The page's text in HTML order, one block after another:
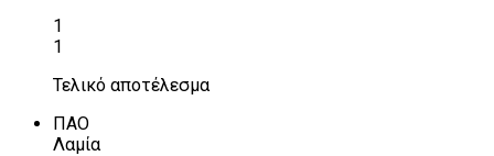
1
1
Τελικό αποτέλεσμα
ΠΑΟ
Λαμία